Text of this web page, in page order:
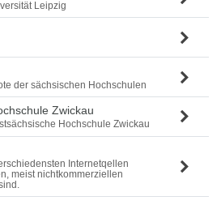
Leipzig
der sächsischen Hochschulen
Zwickau
Hochschule Zwickau
Internetqellen
meist nichtkommerziellen